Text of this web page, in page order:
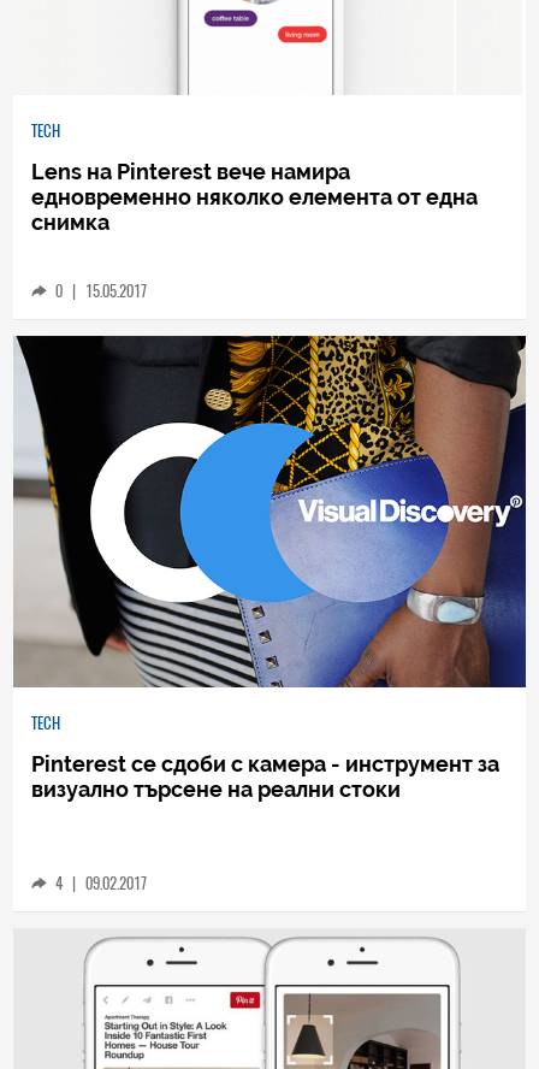
TECH
Lens на Pinterest вече намира
едновременно няколко елемента от една
снимка
0 | 15.05.2017
TECH
Pinterest се сдоби с камера - инструмент за
визуално търсене на реални стоки
4 | 09.02.2017